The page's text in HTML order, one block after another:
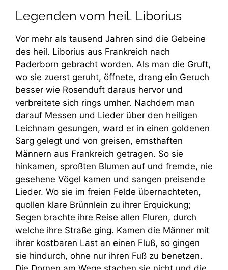
Legenden vom heil. Liborius
Vor mehr als tausend Jahren sind die Gebeine
des heil. Liborius aus Frankreich nach
Paderborn gebracht worden. Als man die Gruft,
wo sie zuerst geruht, öffnete, drang ein Geruch
besser wie Rosenduft daraus hervor und
verbreitete sich rings umher. Nachdem man
darauf Messen und Lieder über den heiligen
Leichnam gesungen, ward er in einen goldenen
Sarg gelegt und von greisen, ernsthaften
Männern aus Frankreich getragen. So sie
hinkamen, sproßten Blumen auf und fremde, nie
gesehene Vögel kamen und sangen preisende
Lieder. Wo sie im freien Felde übernachteten,
quollen klare Brünnlein zu ihrer Erquickung;
Segen brachte ihre Reise allen Fluren, durch
welche ihre Straße ging. Kamen die Männer mit
ihrer kostbaren Last an einen Fluß, so gingen
sie hindurch, ohne nur ihren Fuß zu benetzen.